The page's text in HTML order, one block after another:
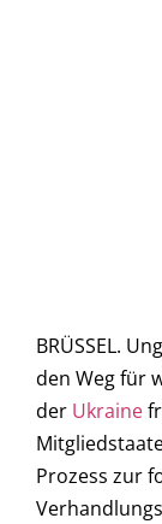
BRÜSSEL.
den Weg für
der Ukraine
Prozess zur